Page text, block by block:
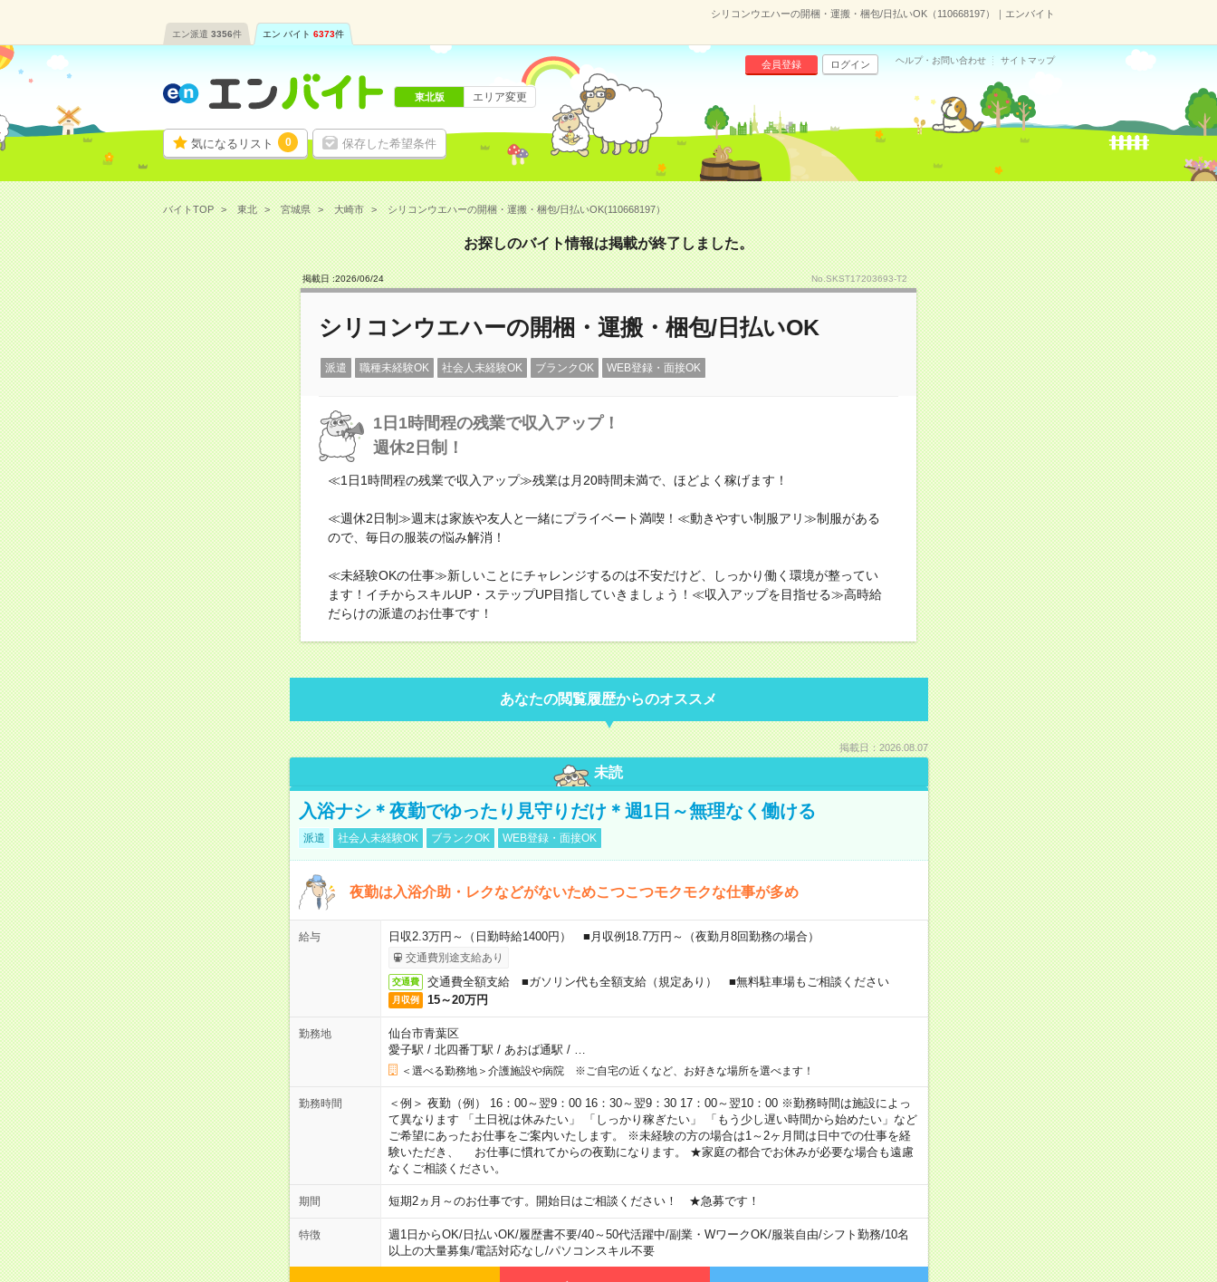
シリコンウエハーの開梱・運搬・梱包/日払いOK（110668197）｜エンバイト
エン派遣 3356件 エン バイト 6373件
気になるリスト 0 保存した希望条件
会員登録 ログイン ヘルプ・お問い合わせ サイトマップ
東北版 エリア変更
バイトTOP 東北 宮城県 大崎市 シリコンウエハーの開梱・運搬・梱包/日払いOK(110668197）
お探しのバイト情報は掲載が終了しました。
掲載日 :2026/06/24 No.SKST17203693-T2
シリコンウエハーの開梱・運搬・梱包/日払いOK
派遣 職種未経験OK 社会人未経験OK ブランクOK WEB登録・面接OK
1日1時間程の残業で収入アップ！
週休2日制！
≪1日1時間程の残業で収入アップ≫残業は月20時間未満で、ほどよく稼げます！
≪週休2日制≫週末は家族や友人と一緒にプライベート満喫！≪動きやすい制服アリ≫制服がある
ので、毎日の服装の悩み解消！
≪未経験OKの仕事≫新しいことにチャレンジするのは不安だけど、しっかり働く環境が整ってい
ます！イチからスキルUP・ステップUP目指していきましょう！≪収入アップを目指せる≫高時給
だらけの派遣のお仕事です！
あなたの閲覧履歴からのオススメ
掲載日：2026.08.07
未読
入浴ナシ＊夜勤でゆったり見守りだけ＊週1日～無理なく働ける
派遣 社会人未経験OK ブランクOK WEB登録・面接OK
夜勤は入浴介助・レクなどがないためこつこつモクモクな仕事が多め
給与 日収2.3万円～（日勤時給1400円） ■月収例18.7万円～（夜勤月8回勤務の場合）
交通費別途支給あり
交通費 交通費全額支給 ■ガソリン代も全額支給（規定あり） ■無料駐車場もご相談ください
月収例 15～20万円
勤務地
仙台市青葉区
愛子駅 / 北四番丁駅 / あおば通駅 /
＜選べる勤務地＞介護施設や病院 ※ご自宅の近くなど、お好きな場所を選べます！
勤務時間
＜例＞ 夜勤（例） 16：00～翌9：00 16：30～翌9：30 17：00～翌10：00 ※勤務時間は施設によっ
て異なります 「土日祝は休みたい」 「しっかり稼ぎたい」 「もう少し遅い時間から始めたい」など
ご希望にあったお仕事をご案内いたします。 ※未経験の方の場合は1～2ヶ月間は日中での仕事を経
験いただき、 お仕事に慣れてからの夜勤になります。 ★家庭の都合でお休みが必要な場合も遠慮
なくご相談ください。
期間 短期2ヵ月～のお仕事です。開始日はご相談ください！ ★急募です！
特徴 週1日からOK/日払いOK/履歴書不要/40～50代活躍中/副業・WワークOK/服装自由/シフト勤務/10名
以上の大量募集/電話対応なし/パソコンスキル不要